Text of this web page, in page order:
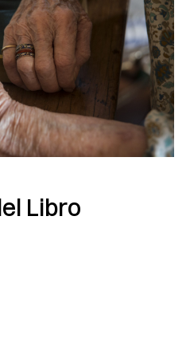
Libro